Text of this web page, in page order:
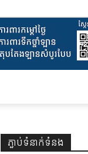
ភ្ជាប់ទំនាក់ទំនង